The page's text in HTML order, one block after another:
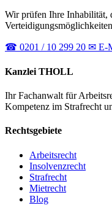
Wir prüfen Ihre Inhabilität,
☎ 0201 / 10 299 20 ✉ E-
Kanzlei THOLL
Ihr Fachanwalt für
Kompetenz im Strafrecht
Rechtsgebiete
Arbeitsrecht
Insolvenzrecht
Strafrecht
Mietrecht
Blog